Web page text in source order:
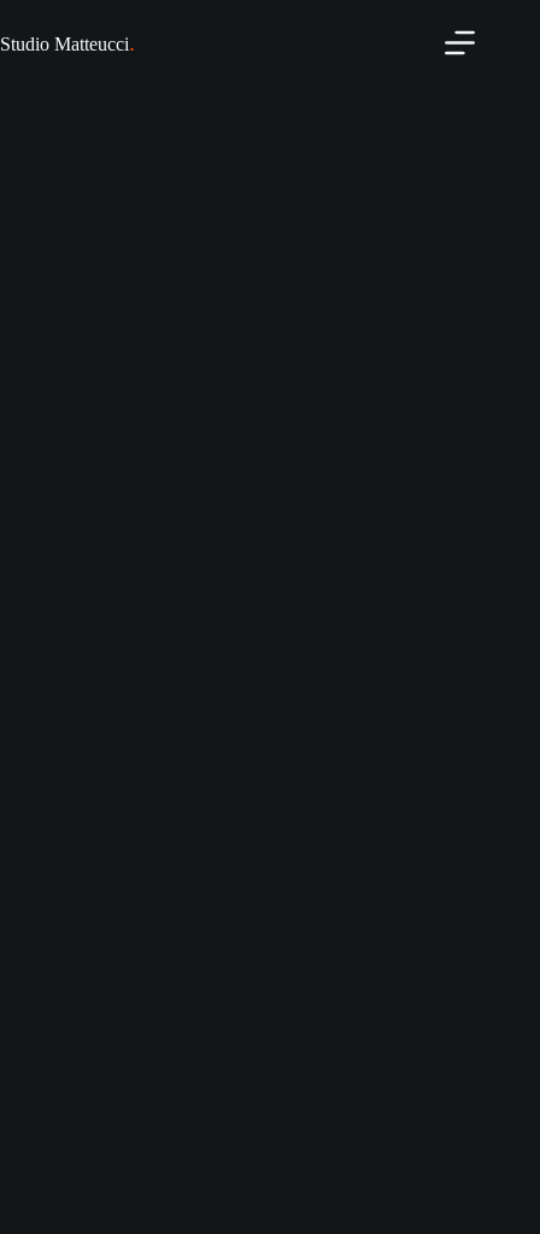
Studio Matteucci.